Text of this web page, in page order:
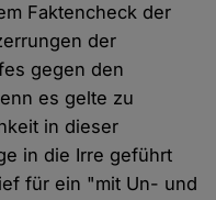
Faktencheck der
der
gegen den
es gelte zu
in dieser
in die Irre geführt
für ein "mit Un- und